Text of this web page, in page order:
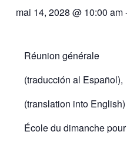
mai 14, 2028 @ 10:00 am
Réunion générale
(traducción al Español),
(translation into English)
École du dimanche